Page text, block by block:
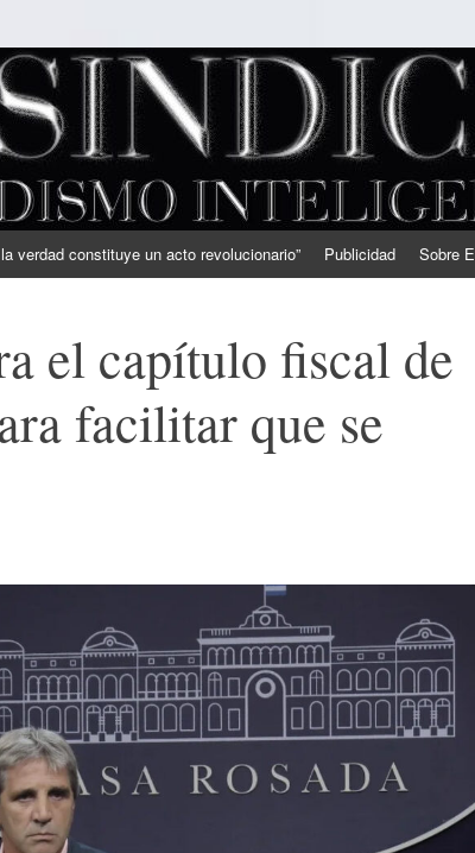
verdad constituye un acto revolucionario” Publicidad Sobre
el capítulo fiscal de
facilitar que se